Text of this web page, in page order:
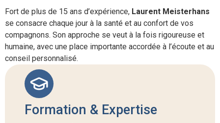
Fort de plus de 15 ans d’expérience, Laurent Meisterhans
se consacre chaque jour à la santé et au confort de vos
compagnons. Son approche se veut à la fois rigoureuse et
humaine, avec une place importante accordée à l’écoute et au
conseil personnalisé.
Formation & Expertise